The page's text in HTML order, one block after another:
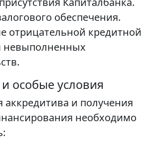
обеспечения.
отрицательной кредитной
невыполненных
особые условия
аккредитива и получения
необходимо